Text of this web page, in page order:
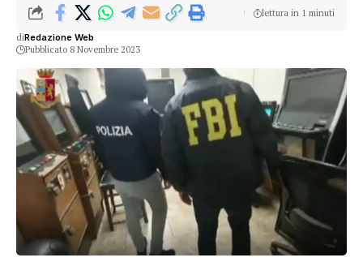
diRedazione Web
Pubblicato 8 Novembre 2023
lettura in 1 minuti